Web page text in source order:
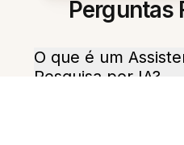
Perguntas
O que é um
Pesquisa por IA?